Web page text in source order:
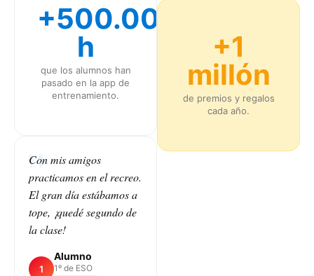
+500.000
h
que los alumnos han
pasado en la app de
entrenamiento.
Con mis amigos
practicamos en el recreo.
El gran día estábamos a
tope, ¡quedé segundo de
la clase!
1
Alumno
1º de ESO
+1
millón
de premios y regalos
cada año.